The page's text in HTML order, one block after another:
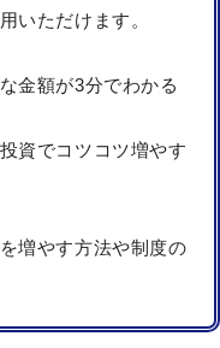
いただけます。
金額が3分でわかる
資でコツコツ増やす
を増やす方法や制度の